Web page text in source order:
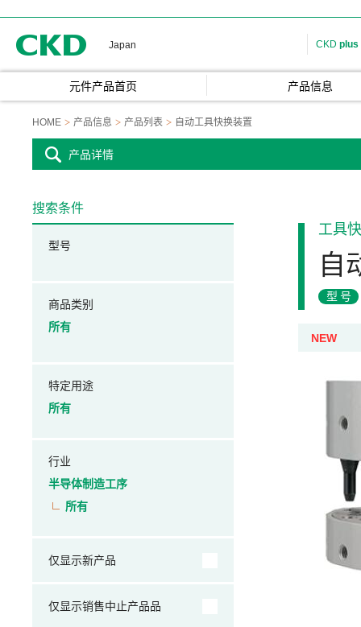
Japan CKD plus
元件产品首页 产品信息
HOME 产品信息 产品列表 自动工具快换装置
产品详情
工具
自
型号
NEW
搜索条件
型号
商品类别
所有
特定用途
所有
行业
半导体制造工序
所有
仅显示新产品
仅显示销售中止产品品